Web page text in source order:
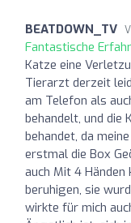
BEATDOWN_TV
Fantastische
Katze eine
Tierarzt derzeit
am Telefon als
behandelt, und die
behandet, da
erstmal die Box
auch Mit 4 Händen
beruhigen, sie
wirkte für mich